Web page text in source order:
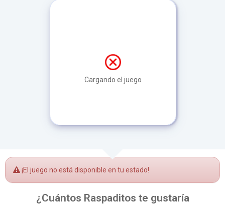
Cargando el juego
¡El juego no está disponible en tu estado!
¿Cuántos Raspaditos te gustaría